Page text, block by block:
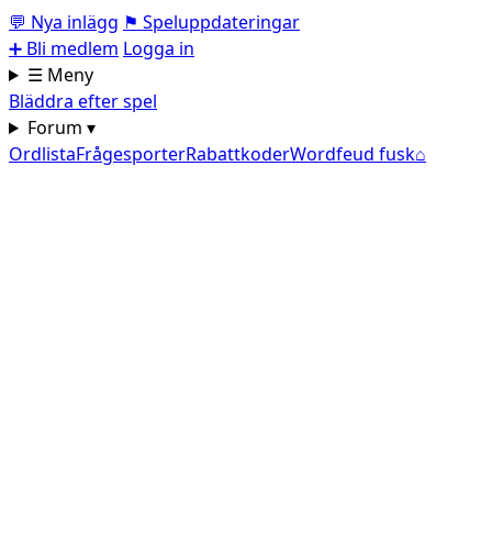
💬 Nya inlägg ⚑ Speluppdateringar
➕ Bli medlem Logga in
☰ Meny
Bläddra efter spel
Forum ▾
OrdlistaFrågesporterRabattkoderWordfeud fusk⌂